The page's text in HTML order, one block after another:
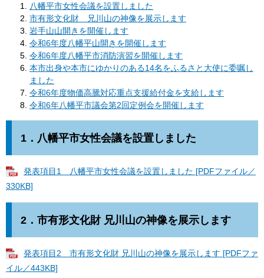
​八幡平市女性会議を設置しました
​市有形文化財 兄川山の神像を展示します​
岩手山山開きを開催します
令和6年度八幡平山開きを開催します
令和6年度八幡平市消防演習を開催します
本市出身や本市にゆかりのある14名をふるさと大使に委嘱し
ました
令和6年度物価高騰対応重点支援給付金を支給します
令和6年八幡平市議会第2回定例会を開催します
1． 八幡平市女性会議を設置しました
発表項目1 八幡平市女性会議を設置しました [PDFファイル／
330KB]
2． ​​市有形文化財 兄川山の神像を展示します
発表項目2 市有形文化財 兄川山の神像を展示します [PDFファ
イル／443KB]